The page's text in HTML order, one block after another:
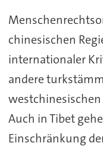
chinesischen
internationaler
andere
Auch in Tibet
Einschränkung